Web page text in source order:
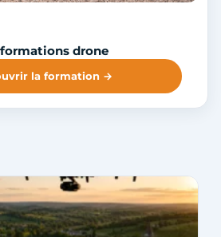
drone
la formation →